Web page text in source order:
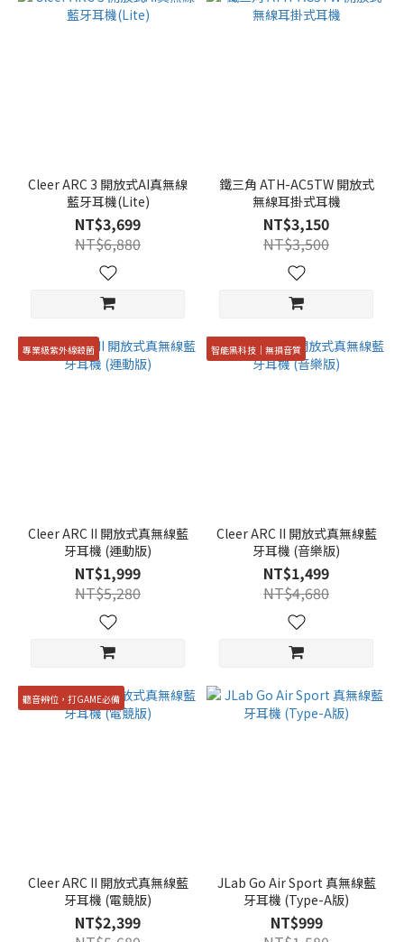
Cleer ARC 3 開放式AI真無線
藍牙耳機(Lite)
NT$3,699
NT$6,880
鐵三角 ATH-AC5TW 開放式
無線耳掛式耳機
NT$3,150
NT$3,500
專業級紫外線殺菌
Cleer ARC II 開放式真無線藍
牙耳機 (運動版)
NT$1,999
NT$5,280
智能黑科技｜無損音質
Cleer ARC II 開放式真無線藍
牙耳機 (音樂版)
NT$1,499
NT$4,680
聽音辨位，打GAME必備
Cleer ARC II 開放式真無線藍
牙耳機 (電競版)
NT$2,399
JLab Go Air Sport 真無線藍
牙耳機 (Type-A版)
NT$999